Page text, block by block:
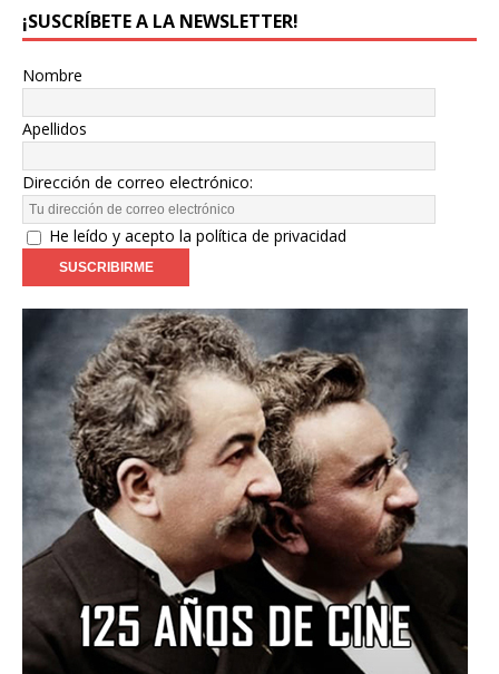
¡SUSCRÍBETE A LA NEWSLETTER!
Nombre
Apellidos
Dirección de correo electrónico:
He leído y acepto la política de privacidad